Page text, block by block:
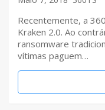
Recentemente, a
Kraken 2.0. Ao
ransomware
vítimas paguem…